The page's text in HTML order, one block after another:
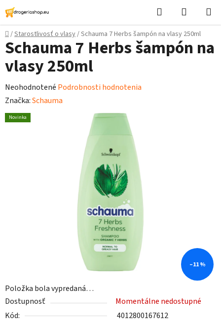
Prejsť
na
obsah
Hľadať
košík
Domov
/Starostlivosť o vlasy/Schauma 7 Herbs šampón na vlasy 250ml
Položka bola vypredaná…
Dostupnosť
Momentálne nedostupné
Kód:
4012800167612
Schauma 7 Herbs šampón na
vlasy 250ml
Priemerné
hodnotenie
produktu
Neohodnotené Podrobnosti hodnotenia
Značka:Schauma
Novinka
–11 %